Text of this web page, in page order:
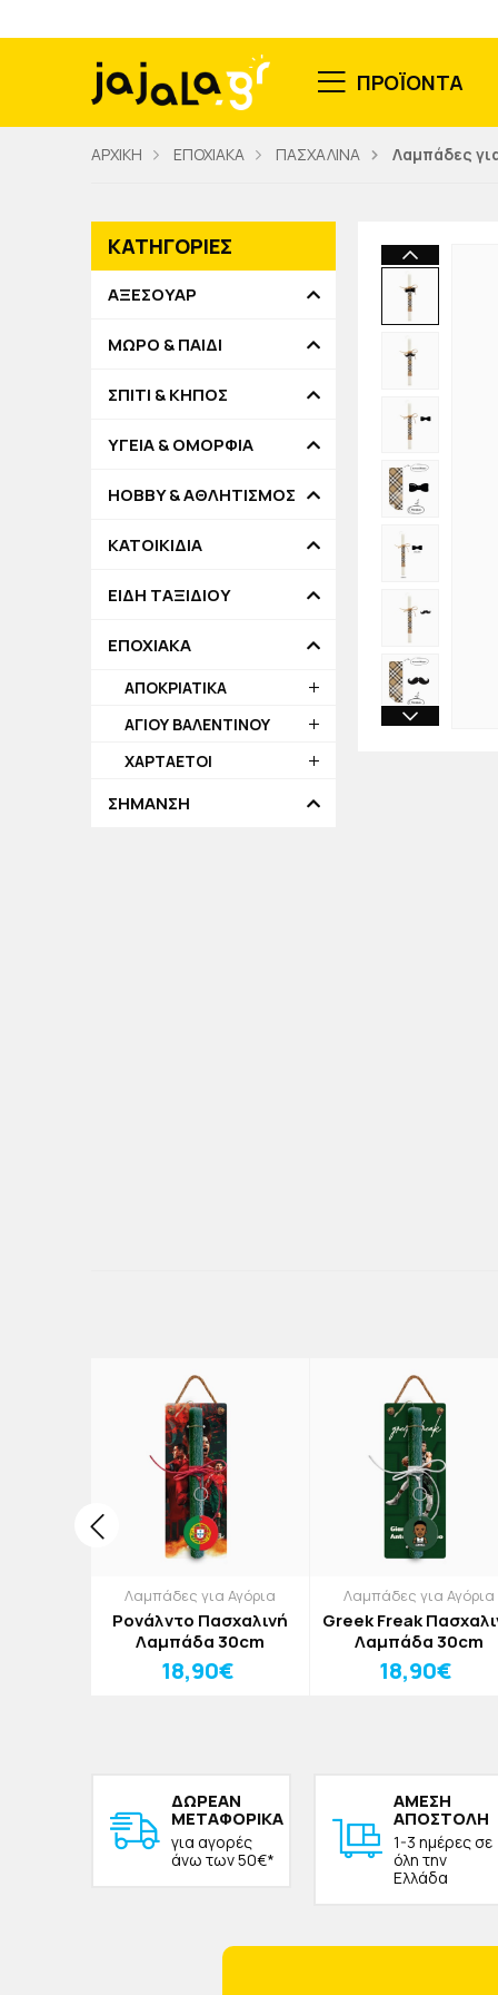
ΠΡΟΪΟΝΤΑ
ΑΡΧΙΚΗ ΕΠΟΧΙΑΚΑ ΠΑΣΧΑΛΙΝΑ Λαμπάδες
ΚΑΤΗΓΟΡΙΕΣ
ΑΞΕΣΟΥΑΡ
ΜΩΡΟ & ΠΑΙΔΙ
ΣΠΙΤΙ & ΚΗΠΟΣ
ΥΓΕΙΑ & ΟΜΟΡΦΙΑ
HOBBY & ΑΘΛΗΤΙΣΜΟΣ
ΚΑΤΟΙΚΙΔΙΑ
ΕΙΔΗ ΤΑΞΙΔΙΟΥ
ΕΠΟΧΙΑΚΑ
ΑΠΟΚΡΙΑΤΙΚΑ
ΑΓΙΟΥ ΒΑΛΕΝΤΙΝΟΥ
ΧΑΡΤΑΕΤΟΙ
ΣΗΜΑΝΣΗ
Λαμπάδες για Αγόρια
Ρονάλντο Πασχαλινή
Λαμπάδα 30cm
18,90€
Λαμπάδες για Αγόρια
Greek Freak
Λαμπάδα 30cm
18,90€
ΔΩΡΕAΝ
ΜΕΤΑΦΟΡΙΚΑ
για αγορές
άνω των 50€*
ΑΜΕΣΗ
ΑΠΟΣΤΟΛΗ
1-3 ημέρες σε
όλη την
Ελλάδα